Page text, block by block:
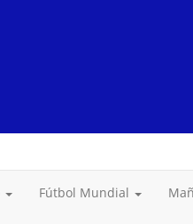
Fútbol Mundial